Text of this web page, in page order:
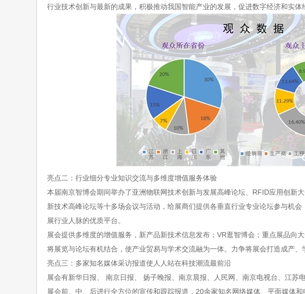
行业技术创新与最新的成果，积极推动我国智能产业的发展，促进数字经济和实体
亮点二：行业细分专业知识交流与多维度增值服务体验
本届南京智博会期间举办了亚洲物联网技术创新与发展高峰论坛、 RFID应用创新
新技术高峰论坛等十多场会议与活动，给展商们提供各垂直行业专业论坛参与机
展行业人脉的优质平台。
展会提供多维度的增值服务，新产品新技术信息发布； VR逛智博会；重点展品向
将展览与论坛有机结合，使产业贸易与学术交流融为一体。力争将展会打造成产、
亮点三：多家知名媒体采访报道使人人站在科技潮流最前沿
展会有新华日报、
南京日报、
扬子晚报、南京晨报、人民网、南京电视台、江苏
展会前、中、后进行全方位的宣传和跟踪报道， 20余家知名网络媒体、平面媒体